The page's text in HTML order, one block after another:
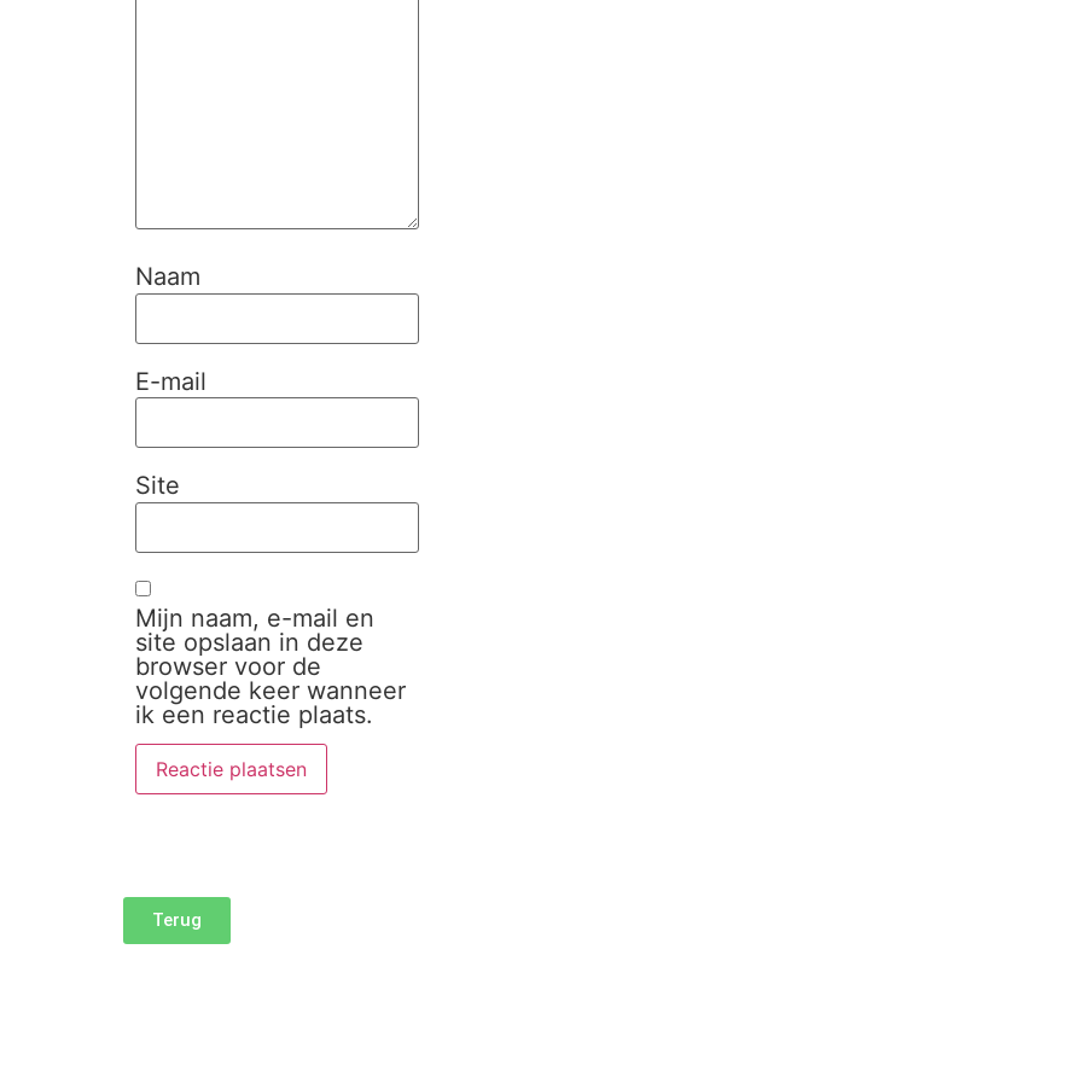
Naam
E-mail
Site
Mijn naam, e-mail en
site opslaan in deze
browser voor de
volgende keer wanneer
ik een reactie plaats.
Terug